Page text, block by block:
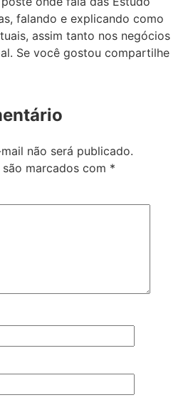
falando e explicando como
assim tanto nos negócios
Se você gostou compartilhe
não será publicado.
marcados com *